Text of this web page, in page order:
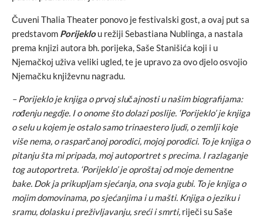
Čuveni Thalia Theater ponovo je festivalski gost, a ovaj put sa
predstavom Porijeklo u režiji Sebastiana Nublinga, a nastala
prema knjizi autora bh. porijeka, Saše Stanišića koji i u
Njemačkoj uživa veliki ugled, te je upravo za ovo djelo osvojio
Njemačku književnu nagradu.
– Porijeklo je knjiga o prvoj slučajnosti u našim biografijama:
rođenju negdje. I o onome što dolazi poslije. ‘Porijeklo’ je knjiga
o selu u kojem je ostalo samo trinaestero ljudi, o zemlji koje
više nema, o rasparčanoj porodici, mojoj porodici. To je knjiga o
pitanju šta mi pripada, moj autoportret s precima. I razlaganje
tog autoportreta. ‘Porijeklo’ je oproštaj od moje dementne
bake. Dok ja prikupljam sjećanja, ona svoja gubi. To je knjiga o
mojim domovinama, po sjećanjima i u mašti. Knjiga o jeziku i
sramu, dolasku i preživljavanju, sreći i smrti, riječi su Saše